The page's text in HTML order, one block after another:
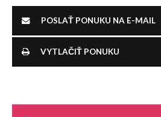
POSLAŤ PONUKU NA E-MAIL
VYTLAČIŤ PONUKU